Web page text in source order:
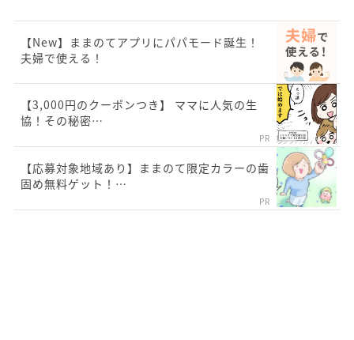
【New】ままのてアプリにパパモード誕生！
夫婦で使える！
【3,000円のクーポンつき】 ママに人気の生
協！その秘密…
PR
【応募対象地域あり】ままのて限定カラーの歯
固め無料ゲット！…
PR